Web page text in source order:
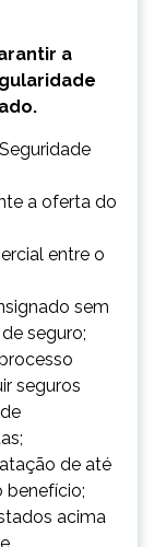
a
a oferta do
entre o
sem
seguro;
seguros
de até
benefício;
acima